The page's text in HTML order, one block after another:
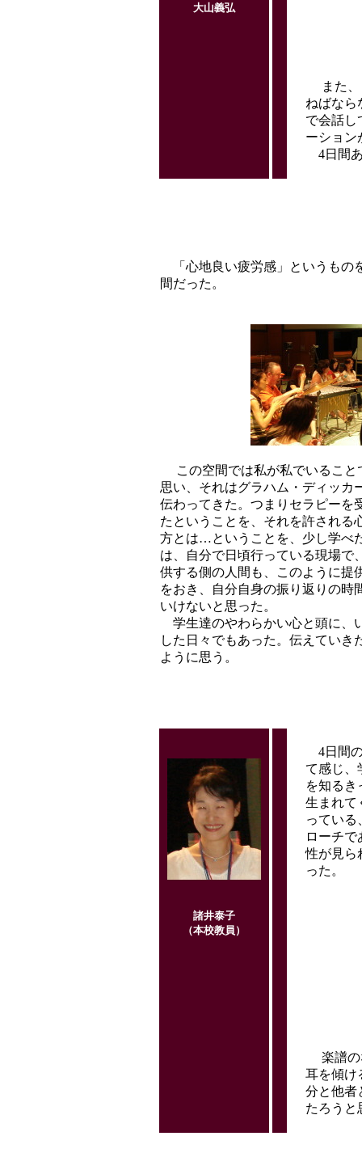
大山義弘
また、
ねばなら
で会話し
ーション
4日間
「心地良い疲労感」というもの
間だった。
この空間では私が私でいること
思い、それはグラハム・ディッカ
伝わってきた。つまりセラピーを
たということを、それを許される
方とは…ということを、少し学べ
は、自分で日頃行っている現場で
供する側の人間も、このように提
をおき、自分自身の振り返りの時
いけないと思った。
学生達のやわらかい心と頭に、
した日々でもあった。伝えていき
ように思う。
諸井泰子
（本校教員）
4日間
て感じ、
を知るき
生まれて
っている
ローチ
性が見ら
った。
楽譜の
耳を傾け
分と他者
たろうと